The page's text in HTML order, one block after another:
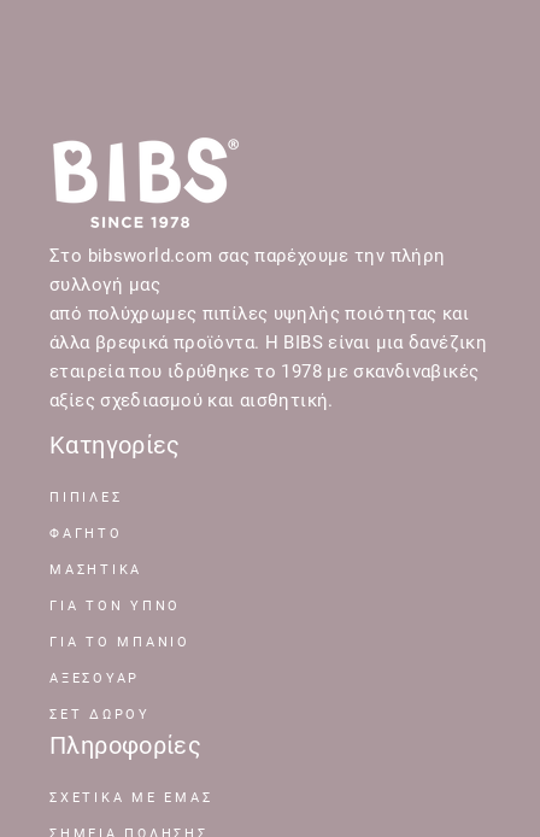
Στο bibsworld.com σας παρέχουμε την πλήρη
συλλογή μας
από πολύχρωμες πιπίλες υψηλής ποιότητας και
άλλα βρεφικά προϊόντα. Η BIBS είναι μια δανέζικη
εταιρεία που ιδρύθηκε το 1978 με σκανδιναβικές
αξίες σχεδιασμού και αισθητική.
Κατηγορίες
ΠΙΠΙΛΕΣ
ΦΑΓΗΤΟ
ΜΑΣΗΤΙΚΑ
ΓΙΑ ΤΟΝ ΥΠΝΟ
ΓΙΑ ΤΟ ΜΠΑΝΙΟ
ΑΞΕΣΟΥΑΡ
ΣΕΤ ΔΩΡΟΥ
Πληροφορίες
ΣΧΕΤΙΚΆ ΜΕ ΕΜΆΣ